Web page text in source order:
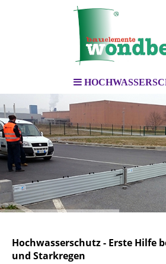
Hochwasserschutz - Erste Hilfe
und Starkregen